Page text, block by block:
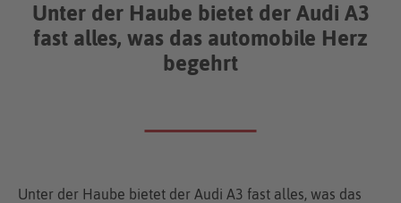
Unter der Haube bietet der Audi A3
fast alles, was das automobile Herz
begehrt
Unter der Haube bietet der Audi A3 fast alles, was das